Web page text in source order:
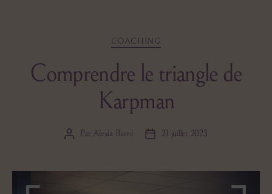
Catégories
COACHING
Comprendre le triangle de
Karpman
Auteur
Par Alexia Barré
Date21 juillet 2023